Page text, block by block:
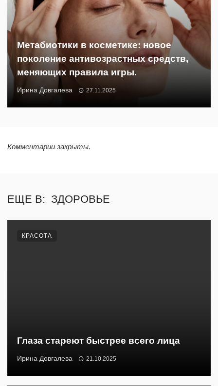
Метабиотики в косметике: новое
поколение антивозрастных средств,
меняющих правила игры.
Ирина Довгалева 27.11.2025
Комментарии закрыты.
ЕЩЕ В: ЗДОРОВЬЕ
Глаза стареют быстрее всего лица
Ирина Довгалева 21.10.2025
КРАСОТА